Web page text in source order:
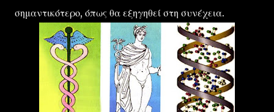
σημαντικότερο, όπως θα εξηγηθεί στη συνέχεια.